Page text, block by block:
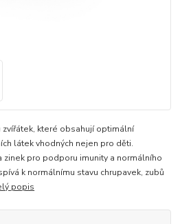
zvířátek, které obsahují optimální
látek vhodných nejen pro děti.
zinek pro podporu imunity a normálního
k normálnímu stavu chrupavek, zubů
popis